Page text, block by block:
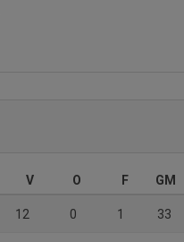
V O F GM
12 0 1 33